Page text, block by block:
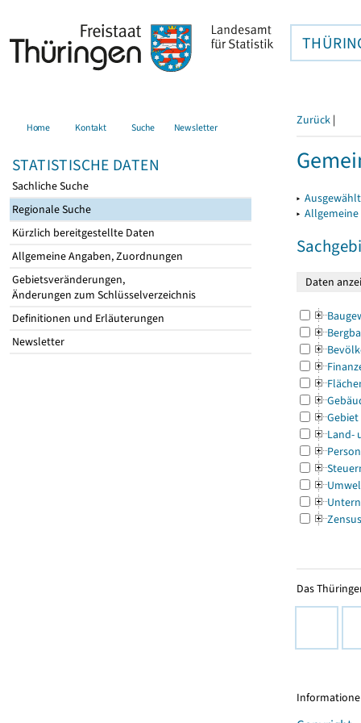
Home Kontakt Suche Newsletter
STATISTISCHE DATEN
Sachliche Suche
Regionale Suche
Kürzlich bereitgestellte Daten
Allgemeine Angaben, Zuordnungen
Gebietsveränderungen,
Änderungen zum Schlüsselverzeichnis
Definitionen und Erläuterungen
Newsletter
Zurück |
▸
▸
Gebiet
Land-
Zensus
Das